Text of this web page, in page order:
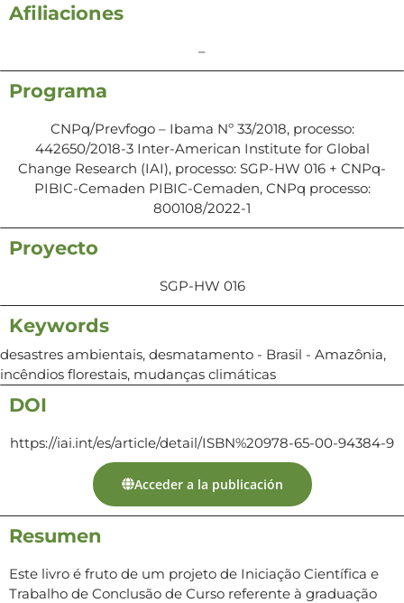
Afiliaciones
–
Programa
CNPq/Prevfogo – Ibama Nº 33/2018, processo:
442650/2018-3 Inter-American Institute for Global
Change Research (IAI), processo: SGP-HW 016 + CNPq-
PIBIC-Cemaden PIBIC-Cemaden, CNPq processo:
800108/2022-1
Proyecto
SGP-HW 016
Keywords
desastres ambientais, desmatamento - Brasil - Amazônia,
incêndios florestais, mudanças climáticas
DOI
https://iai.int/es/article/detail/ISBN%20978-65-00-94384-9
Acceder a la publicación
Resumen
Este livro é fruto de um projeto de Iniciação Científica e
Trabalho de Conclusão de Curso referente à graduação